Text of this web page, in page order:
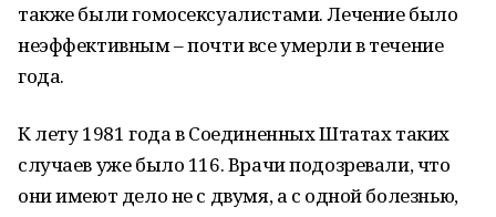
также были гомосексуалистами. Лечение было
неэффективным – почти все умерли в течение
года.
К лету 1981 года в Соединенных Штатах таких
случаев уже было 116. Врачи подозревали, что
они имеют дело не с двумя, а с одной болезнью,